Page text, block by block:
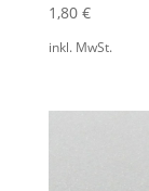
1,80 €
inkl. MwSt.